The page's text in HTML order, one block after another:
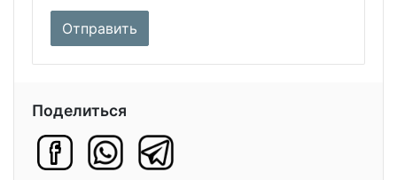
Поделиться